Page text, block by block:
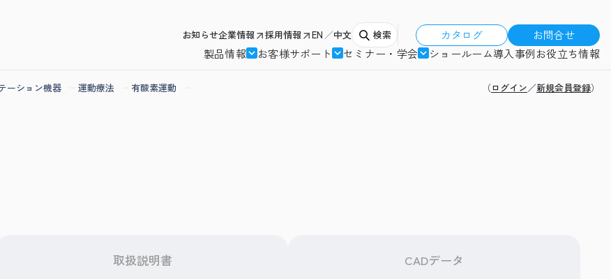
お知らせ企業情報 採用情報 EN 中文 検索 カタログ
お問合せ
製品情報
お客様サポート セミナー・学会 ショールーム導入事例お役立ち情報
ーション機器 運動療法 有酸素運動 （ログイン／新規会員登録）
取扱説明書 CADデータ